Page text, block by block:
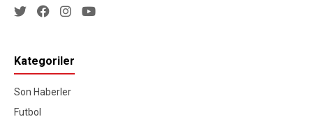
Kategoriler
Son Haberler
Futbol